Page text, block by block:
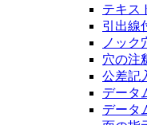
テキス
引出線
ノック
穴の注
公差記
データ
データ